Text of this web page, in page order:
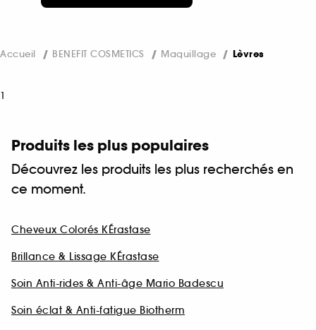
Accueil BENEFIT COSMETICS Maquillage Lèvres
1
Produits les plus populaires
Découvrez les produits les plus recherchés en
ce moment.
Cheveux Colorés KÉrastase
Brillance & Lissage KÉrastase
Soin Anti-rides & Anti-âge Mario Badescu
Soin éclat & Anti-fatigue Biotherm